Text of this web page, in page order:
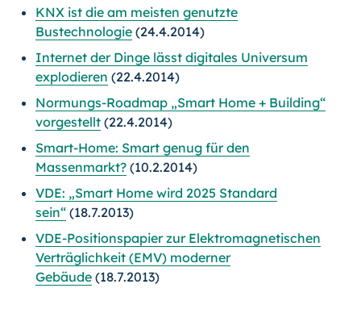
KNX ist die am meisten genutzte
Bustechnologie (24.4.2014)
Internet der Dinge lässt digitales Universum
explodieren (22.4.2014)
Normungs-Roadmap „Smart Home + Building“
vorgestellt (22.4.2014)
Smart-Home: Smart genug für den
Massenmarkt? (10.2.2014)
VDE: „Smart Home wird 2025 Standard
sein“ (18.7.2013)
VDE-Positionspapier zur Elektromagnetischen
Verträglichkeit (EMV) moderner
Gebäude (18.7.2013)